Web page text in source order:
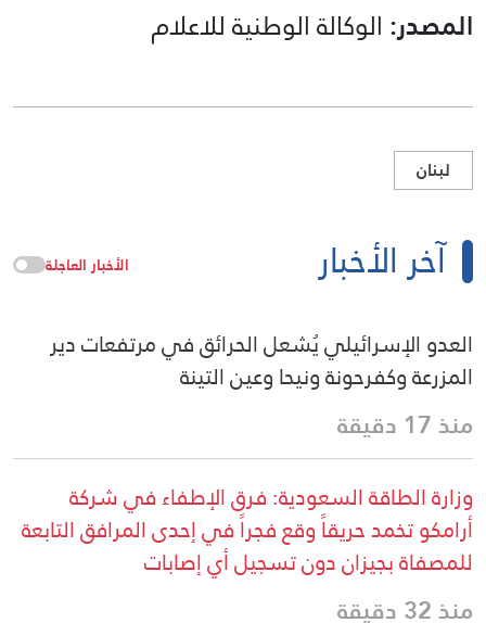
المصدر: الوكالة الوطنية للاعلام
لبنان
آخر الأخبار الأخبار العاجلة
العدو الإسرائيلي يُشعل الحرائق في مرتفعات دير
المزرعة وكفرحونة ونيحا وعين التينة
منذ 17 دقيقة
وزارة الطاقة السعودية: فرق الإطفاء في شركة
أرامكو تخمد حريقاً وقع فجراً في إحدى المرافق التابعة
للمصفاة بجيزان دون تسجيل أي إصابات
منذ 32 دقيقة